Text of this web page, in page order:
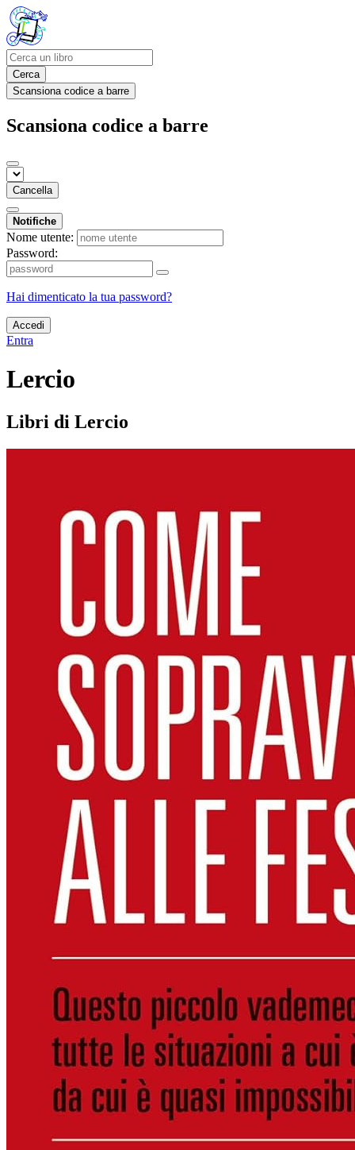
Cerca
Scansiona codice a barre
Scansiona codice a barre
Cancella
Notifiche
Nome utente:
Password:
Hai dimenticato la tua password?
Accedi
Entra
Lercio
Libri di Lercio